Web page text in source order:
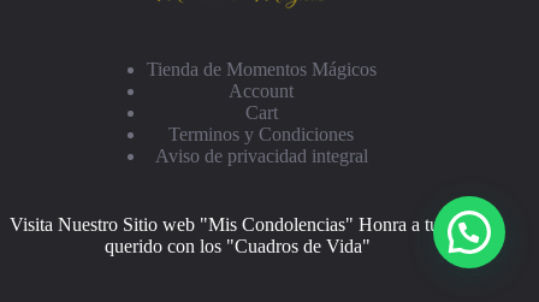
Tienda de Momentos Mágicos
Account
Cart
Terminos y Condiciones
Aviso de privacidad integral
Visita Nuestro Sitio web "Mis Condolencias" Honra a tu ser
querido con los "Cuadros de Vida"